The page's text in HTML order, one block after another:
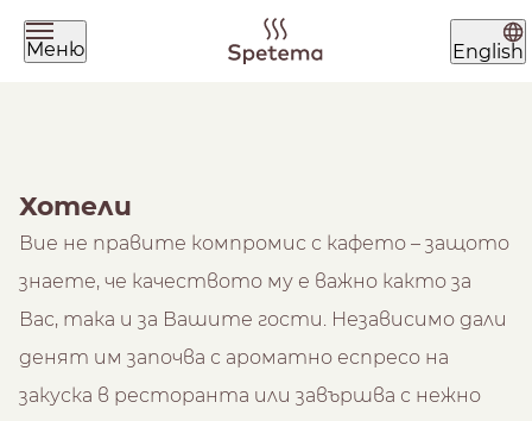
Меню English
Какво търсиш днес?
Намери твоето кафе по
начин на приготвяне
Хотели
Вие не правите компромис с кафето – защото
знаете, че качеството му е важно както за
Вас, така и за Вашите гости. Независимо дали
денят им започва с ароматно еспресо на
закуска в ресторанта или завършва с нежно